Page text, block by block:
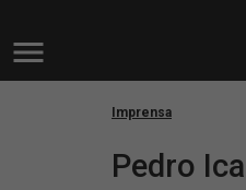
Imprensa
Pedro